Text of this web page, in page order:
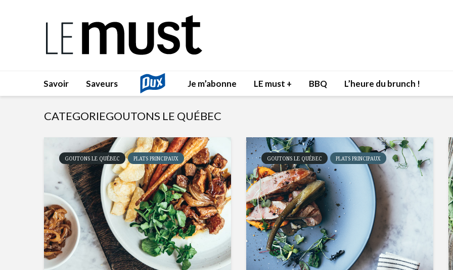
Savoir Saveurs Je m’abonne LE must + BBQ L’heure du brunch !
CATEGORIEGOUTONS LE QUÉBEC
GOUTONS LE QUÉBEC PLATS PRINCIPAUX GOUTONS LE QUÉBEC PLATS PRINCIPAUX